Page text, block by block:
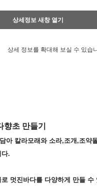
상세정보 새창 열기
상세 정보를 확대해 보실 수 있습
향초 만들기
아 칼라모래와 소라,조개,조약
.
멋진바다를 다양하게 만들 수